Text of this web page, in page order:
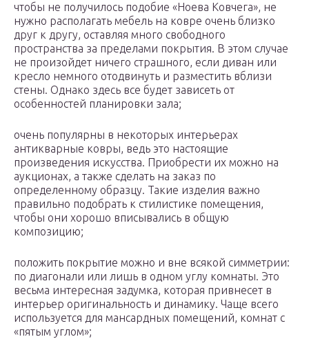
чтобы не получилось подобие «Ноева Ковчега», не
нужно располагать мебель на ковре очень близко
друг к другу, оставляя много свободного
пространства за пределами покрытия. В этом случае
не произойдет ничего страшного, если диван или
кресло немного отодвинуть и разместить вблизи
стены. Однако здесь все будет зависеть от
особенностей планировки зала;
очень популярны в некоторых интерьерах
антикварные ковры, ведь это настоящие
произведения искусства. Приобрести их можно на
аукционах, а также сделать на заказ по
определенному образцу. Такие изделия важно
правильно подобрать к стилистике помещения,
чтобы они хорошо вписывались в общую
композицию;
положить покрытие можно и вне всякой симметрии:
по диагонали или лишь в одном углу комнаты. Это
весьма интересная задумка, которая привнесет в
интерьер оригинальность и динамику. Чаще всего
используется для мансардных помещений, комнат с
«пятым углом»;